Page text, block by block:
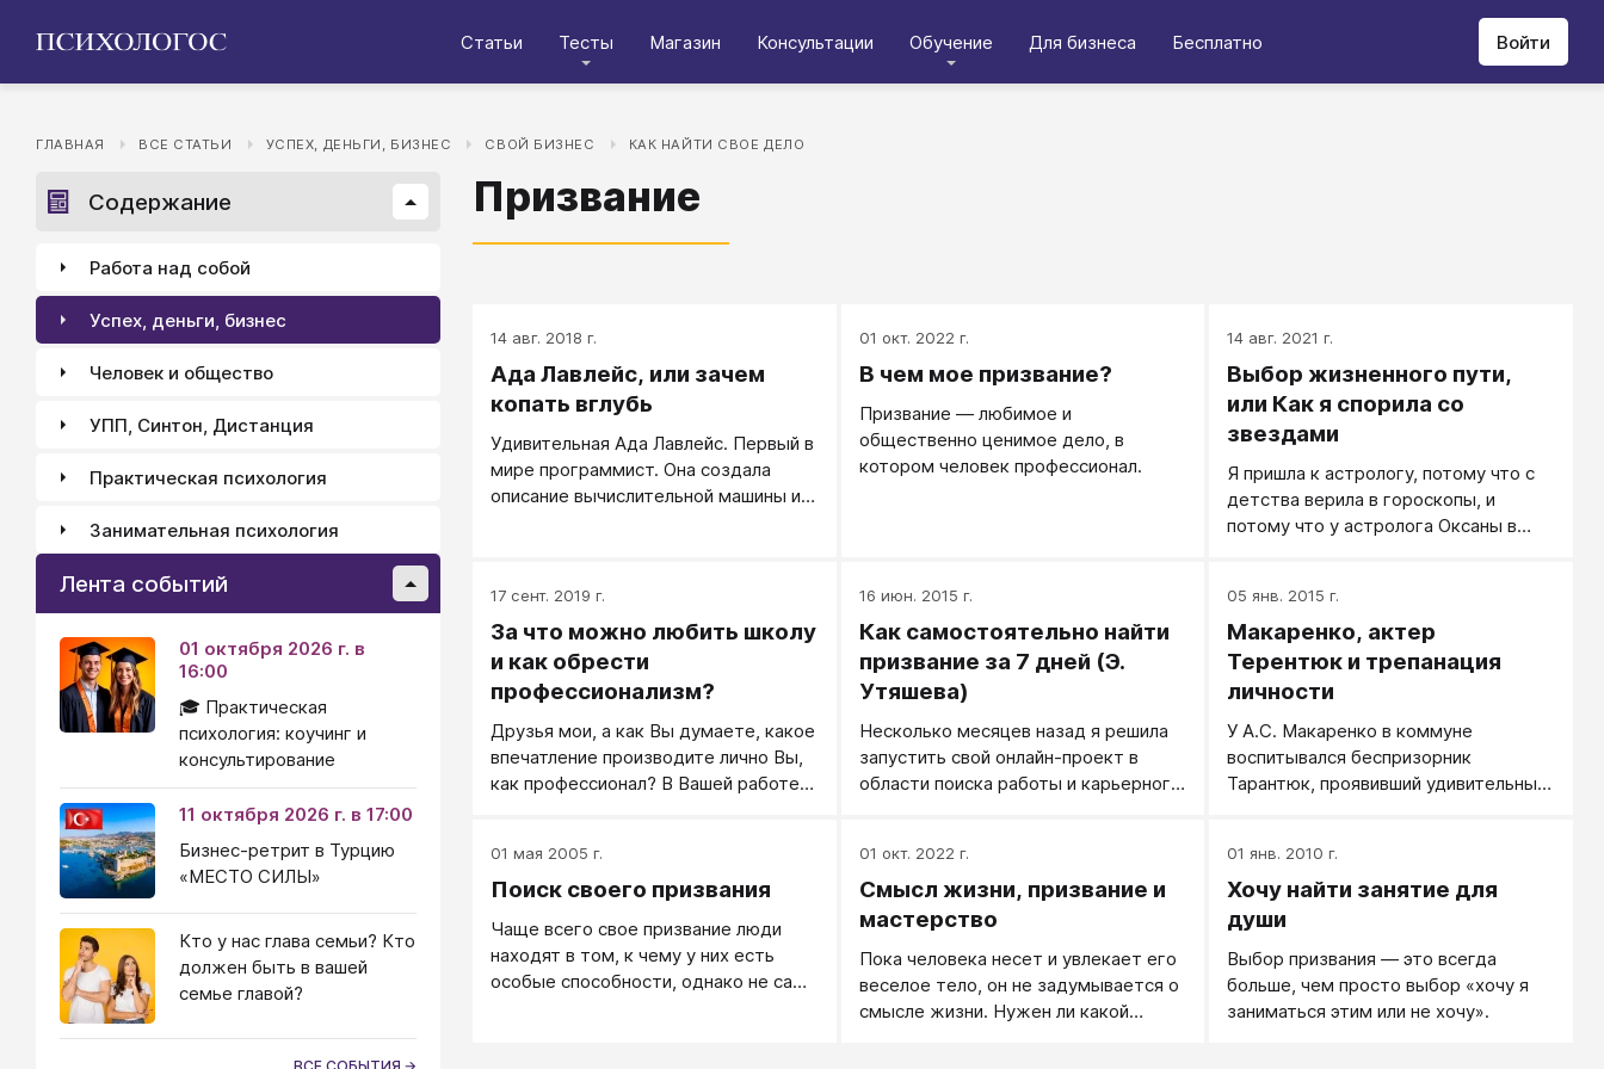
Статьи Тесты Магазин Консультации Обучение Для бизнеса Бесплатно Войти
ГЛАВНАЯ ВСЕ СТАТЬИ УСПЕХ, ДЕНЬГИ, БИЗНЕС СВОЙ БИЗНЕС КАК НАЙТИ СВОЕ ДЕЛО
Призвание
14 авг. 2018 г.
Ада Лавлейс, или зачем
копать вглубь
Удивительная Ада Лавлейс. Первый в
мире программист. Она создала
описание вычислительной машины и
уважаемые дамы, и тогда всё
обязательно случится! Ее именем
назвали один из языков
программирования.
01 окт. 2022 г.
В чем мое призвание?
Призвание — любимое и
общественно ценимое дело, в
котором человек профессионал.
14 авг. 2021 г.
Выбор жизненного пути,
или Как я спорила со
звездами
Я пришла к астрологу, потому что с
детства верила в гороскопы, и
потому что у астролога Оксаны в
17 сент. 2019 г.
За что можно любить школу
и как обрести
профессионализм?
Друзья мои, а как Вы думаете, какое
впечатление производите лично Вы,
как профессионал? В Вашей работе
16 июн. 2015 г.
Как самостоятельно найти
призвание за 7 дней (Э.
Утяшева)
Несколько месяцев назад я решила
запустить свой онлайн-проект в
области поиска работы и карьерного
вопросов моих клиентов «как
составить эффективное резюме»,
«как вести себя на собеседовании»,
более глубинный запрос: «как понять,
чем мне нравится заниматься?» и
«как начать заниматься тем, что по
05 янв. 2015 г.
Макаренко, актер
Терентюк и трепанация
личности
У А.С. Макаренко в коммуне
воспитывался беспризорник
Тарантюк, проявивший удивительный
решил пойти на инженера. Пошел,
стал средним инженером. Тогда
Макаренко настоял на том, чтобы он
актеры. Макаренко прав?
01 мая 2005 г.
Поиск своего призвания
Чаще всего свое призвание люди
находят в том, к чему у них есть
особые способности, однако не сами
01 окт. 2022 г.
Смысл жизни, призвание и
мастерство
Пока человека несет и увлекает его
веселое тело, он не задумывается о
смысле жизни. Нужен ли какой
01 янв. 2010 г.
Хочу найти занятие для
души
Выбор призвания ― это всегда
больше, чем просто выбор «хочу я
заниматься этим или не хочу».
Содержание
Работа над собой
Успех, деньги, бизнес
Человек и общество
УПП, Синтон, Дистанция
Практическая психология
Занимательная психология
Лента событий
01 октября 2026 г. в
16:00
🎓 Практическая
психология: коучинг и
консультирование
11 октября 2026 г. в 17:00
Бизнес-ретрит в Турцию
«МЕСТО СИЛЫ»
Кто у нас глава семьи? Кто
должен быть в вашей
семье главой?